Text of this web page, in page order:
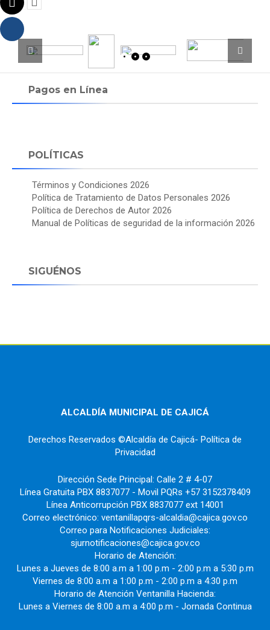
Pagos en Línea
POLÍTICAS
Términos y Condiciones 2026
Política de Tratamiento de Datos Personales 2026
Política de Derechos de Autor 2026
Manual de Políticas de seguridad de la información 2026
SIGUÉNOS
ALCALDÍA MUNICIPAL DE CAJICÁ
Derechos Reservados ©Alcaldía de Cajicá- Política de
Privacidad
Dirección Sede Principal: Calle 2 # 4-07
Línea Gratuita PBX 8837077 - Movil PQRs +57 3152378409
Línea Anticorrupción PBX 8837077 ext 14001
Correo electrónico: ventanillapqrs-alcaldia@cajica.gov.co
Correo para Notificaciones Judiciales:
sjurnotificaciones@cajica.gov.co
Horario de Atención:
Lunes a Jueves de 8:00 a.m a 1:00 p.m - 2:00 p.m a 5:30 p.m
Viernes de 8:00 a.m a 1:00 p.m - 2:00 p.m a 4:30 p.m
Horario de Atención Ventanilla Hacienda:
Lunes a Viernes de 8:00 a.m a 4:00 p.m - Jornada Continua